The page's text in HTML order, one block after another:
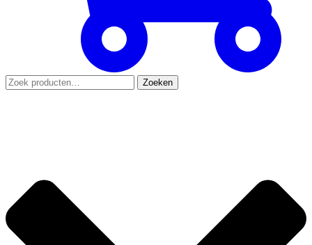
Zoeken
naar:
Zoeken